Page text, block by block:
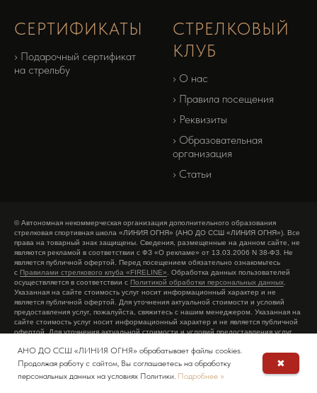
СЕРТИФИКАТЫ
› Подарочный сертификат
на стрельбу
СТРЕЛКОВЫЙ
КЛУБ
› О нас
› Правила посещения
› Реквизиты
› Образовательная
организация
› Статьи
АНО ДО ССШ «ЛИНИЯ ОГНЯ» обрабатывает файлы cookies.
Продолжая работу с сайтом, Вы соглашаетесь на обработку
персональных данных на условиях Политики. Подробнее >>
✖
© Автономная некоммерческая организация дополнительного образования
стрелковая спортивная школа «ЛИНИЯ ОГНЯ» (АНО ДО ССШ «ЛИНИЯ ОГНЯ»). Все
права на товарный знак защищены. Сведения, размещенные на данном сайте, не
являются рекламой в соответствии с ФЗ «О рекламе» от 13.03.2006 N 38-ФЗ. Не
является публичной офертой. Перед посещением обязательно ознакомьтесь
с Правилами стрелкового клуба «FIRELINE» . Обработка данных пользователей
осуществляется в соответствии с Политикой обработки персональных данных
Указанная на сайте стоимость услуг носит информационный характер и не
является публичной офертой. Для уточнения актуальной стоимости и условий
предоставления услуг, пожалуйста, свяжитесь с нашим менеджером. Указанная на
сайте стоимость услуг носит информационный характер и не является публичной
офертой. Для уточнения актуальной стоимости и условий предоставления услуг,